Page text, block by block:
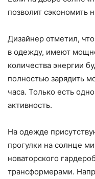
позволит сэкономить
Дизайнер отметил,
в одежду, имеют
количества энергии
полностью зарядить
часа. Только есть
активность.
На одежде
прогулки на солнце
новаторского
трансформерами.